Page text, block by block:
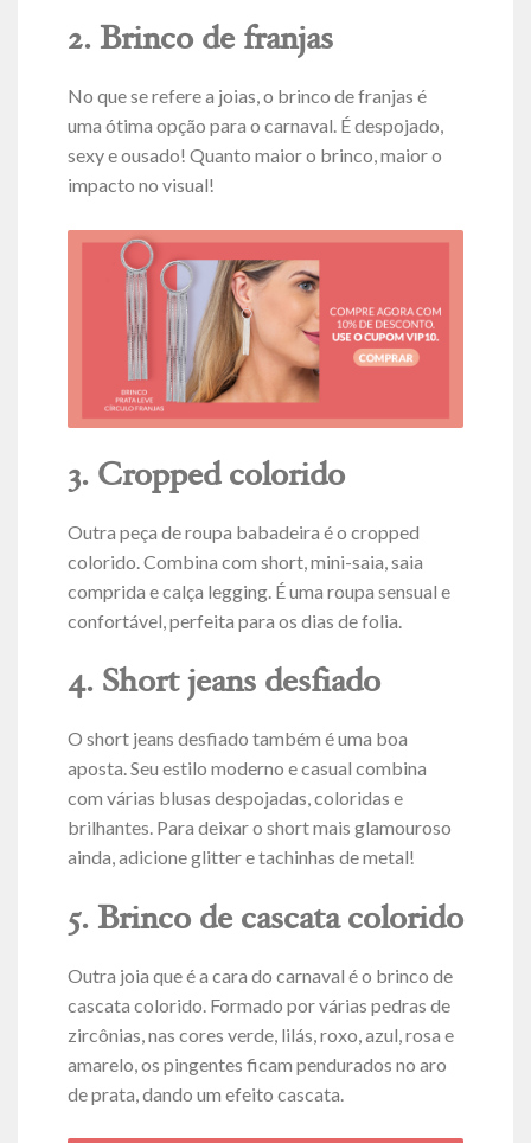
2. Brinco de franjas
No que se refere a joias, o brinco de franjas é
uma ótima opção para o carnaval. É despojado,
sexy e ousado! Quanto maior o brinco, maior o
impacto no visual!
3. Cropped colorido
Outra peça de roupa babadeira é o cropped
colorido. Combina com short, mini-saia, saia
comprida e calça legging. É uma roupa sensual e
confortável, perfeita para os dias de folia.
4. Short jeans desfiado
O short jeans desfiado também é uma boa
aposta. Seu estilo moderno e casual combina
com várias blusas despojadas, coloridas e
brilhantes. Para deixar o short mais glamouroso
ainda, adicione glitter e tachinhas de metal!
5. Brinco de cascata colorido
Outra joia que é a cara do carnaval é o brinco de
cascata colorido. Formado por várias pedras de
zircônias, nas cores verde, lilás, roxo, azul, rosa e
amarelo, os pingentes ficam pendurados no aro
de prata, dando um efeito cascata.